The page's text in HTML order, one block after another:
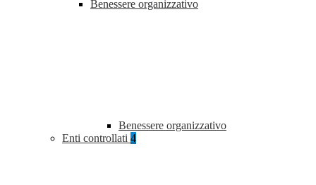
Benessere organizzativo
Benessere organizzativo
Enti controllati 4